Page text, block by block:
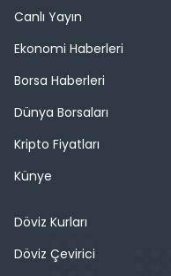
Canlı Yayın
Ekonomi Haberleri
Borsa Haberleri
Dünya Borsaları
Kripto Fiyatları
Künye
Döviz Kurları
Döviz Çevirici